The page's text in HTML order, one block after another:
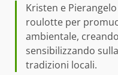
Kristen e
roulotte per
ambientale,
sensibilizzando
tradizioni locali.